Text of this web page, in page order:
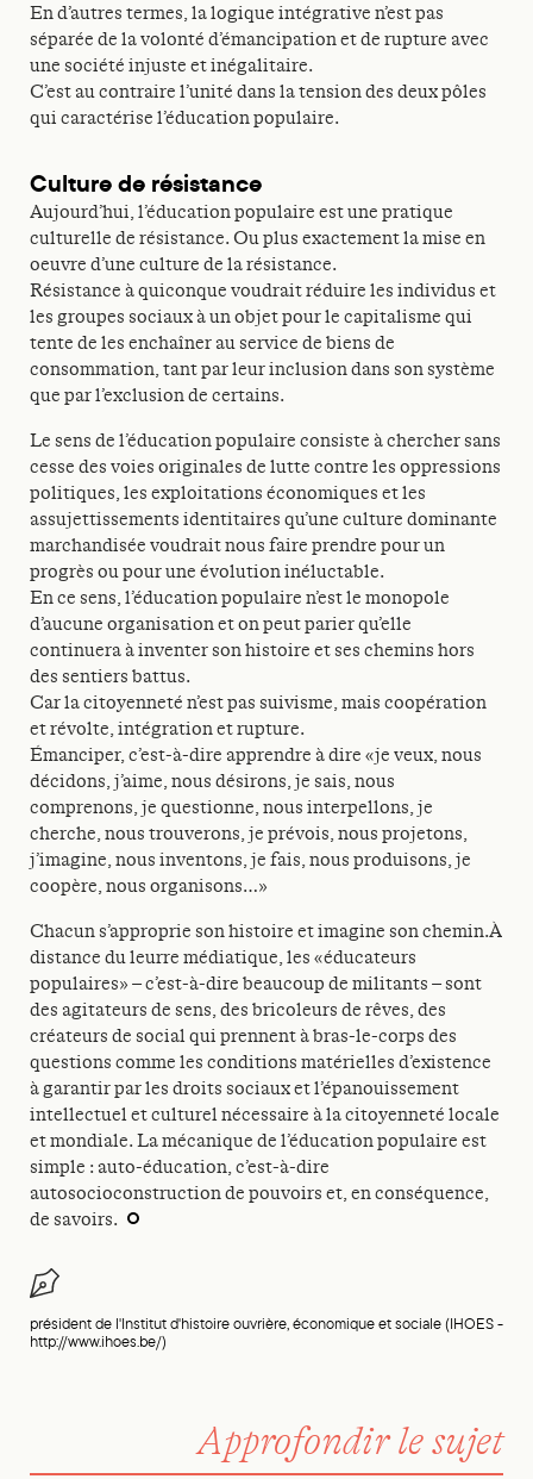
président de l'Institut d'histoire ouvrière, économique et sociale (IHOES -
http://www.ihoes.be/)
En d’autres termes, la logique intégrative n’est pas
séparée de la volonté d’émancipation et de rupture avec
une société injuste et inégalitaire.
C’est au contraire l’unité dans la tension des deux pôles
qui caractérise l’éducation populaire.
Culture de résistance
Aujourd’hui, l’éducation populaire est une pratique
culturelle de résistance. Ou plus exactement la mise en
oeuvre d’une culture de la résistance.
Résistance à quiconque voudrait réduire les individus et
les groupes sociaux à un objet pour le capitalisme qui
tente de les enchaîner au service de biens de
consommation, tant par leur inclusion dans son système
que par l’exclusion de certains.
Le sens de l’éducation populaire consiste à chercher sans
cesse des voies originales de lutte contre les oppressions
politiques, les exploitations économiques et les
assujettissements identitaires qu’une culture dominante
marchandisée voudrait nous faire prendre pour un
progrès ou pour une évolution inéluctable.
En ce sens, l’éducation populaire n’est le monopole
d’aucune organisation et on peut parier qu’elle
continuera à inventer son histoire et ses chemins hors
des sentiers battus.
Car la citoyenneté n’est pas suivisme, mais coopération
et révolte, intégration et rupture.
Émanciper, c’est-à-dire apprendre à dire «je veux, nous
décidons, j’aime, nous désirons, je sais, nous
comprenons, je questionne, nous interpellons, je
cherche, nous trouverons, je prévois, nous projetons,
j’imagine, nous inventons, je fais, nous produisons, je
coopère, nous organisons…»
Chacun s’approprie son histoire et imagine son chemin.À
distance du leurre médiatique, les «éducateurs
populaires» – c’est-à-dire beaucoup de militants – sont
des agitateurs de sens, des bricoleurs de rêves, des
créateurs de social qui prennent à bras-le-corps des
questions comme les conditions matérielles d’existence
à garantir par les droits sociaux et l’épanouissement
intellectuel et culturel nécessaire à la citoyenneté locale
et mondiale. La mécanique de l’éducation populaire est
simple : auto-éducation, c’est-à-dire
autosocioconstruction de pouvoirs et, en conséquence,
de savoirs.
Approfondir le sujet